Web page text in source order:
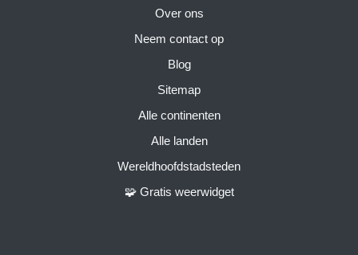
Over ons
Neem contact op
Blog
Sitemap
Alle continenten
Alle landen
Wereldhoofdstadsteden
🧩 Gratis weerwidget